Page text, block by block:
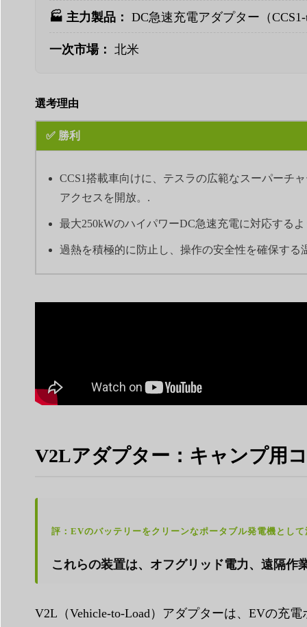
🏭 主力製品： DC急速充電アダプター（
一次市場： 北米
選考理由
✅ 勝利
CCS1搭載車向けに、テスラの広範なスーパーチ
アクセスを開放。.
最大250kWのハイパワーDC急速充電に対応する
過熱を積極的に防止し、操作の安全性を確保する
V2Lアダプター：キャンプ用
評：EVのバッテリーをクリーンなポータブル発電機とし
これらの装置は、オフグリッド電力、遠隔
V2L（Vehicle-to-Load）アダプターは、EVの充